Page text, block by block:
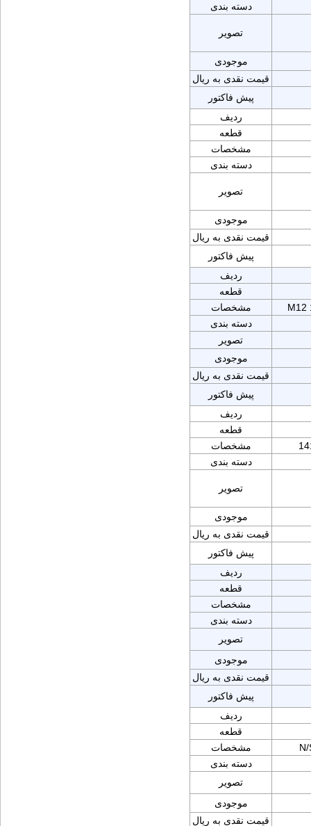
دسته بندی
تصویر
موجودی
قیمت نقدی به ریال
پیش فاکتور
ردیف
قطعه
مشخصات
دسته بندی
تصویر
موجودی
قیمت نقدی به ریال
پیش فاکتور
ردیف
قطعه
مشخصات
M12
دسته بندی
تصویر
موجودی
قیمت نقدی به ریال
پیش فاکتور
ردیف
قطعه
مشخصات
دسته بندی
تصویر
موجودی
قیمت نقدی به ریال
پیش فاکتور
ردیف
قطعه
مشخصات
دسته بندی
تصویر
موجودی
قیمت نقدی به ریال
پیش فاکتور
ردیف
قطعه
مشخصات
دسته بندی
تصویر
موجودی
قیمت نقدی به ریال